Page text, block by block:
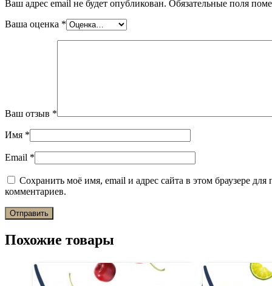
Ваш адрес email не будет опубликован. Обязательные поля
Ваша оценка *
Ваш отзыв *
Имя *
Email *
Сохранить моё имя, email и адрес сайта в этом браузере
комментариев.
Похожие товары